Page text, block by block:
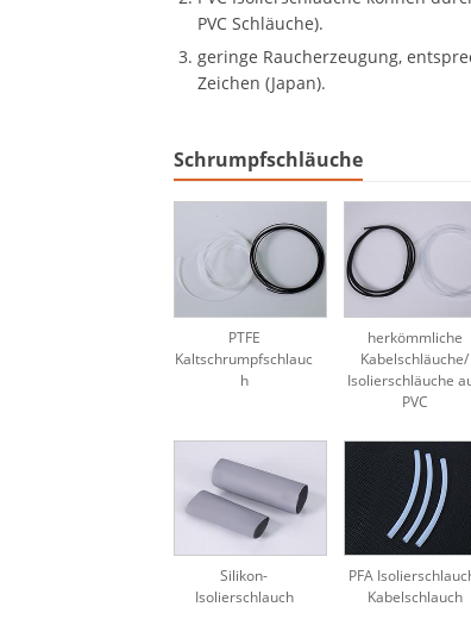
PVC Schläuche).
geringe Raucherzeugung,
Zeichen (Japan).
Schrumpfschläuche
PTFE
Kaltschrumpfschlauc
h
herkömmliche
Kabelschläuche/
Isolierschläuche
PVC
Silikon-
Isolierschlauch
PFA
Kabelschlauch